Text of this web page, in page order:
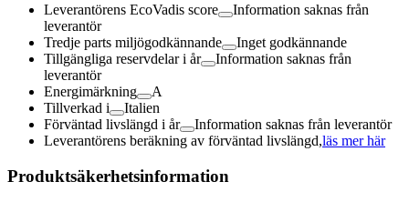
Leverantörens EcoVadis score
Information saknas från
leverantör
Tredje parts miljögodkännande
Inget godkännande
Tillgängliga reservdelar i år
Information saknas från
leverantör
Energimärkning
A
Tillverkad i
Italien
Förväntad livslängd i år
Information saknas från leverantör
Leverantörens beräkning av förväntad livslängd,läs mer här
Produktsäkerhetsinformation